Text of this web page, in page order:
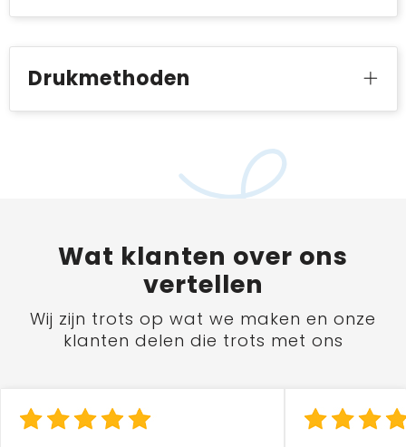
Drukmethoden
Wat klanten over ons
vertellen
Wij zijn trots op wat we maken en onze
klanten delen die trots met ons